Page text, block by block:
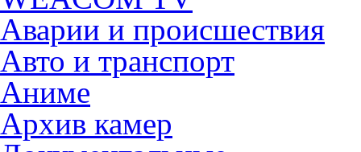
Аварии и происшествия
Авто и транспорт
Аниме
Архив камер